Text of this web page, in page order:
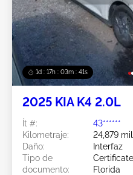
1d : 17h : 03m : 38s
2025 KIA K4 2.0L
Ít #:
43******
Kilometraje:
24,879
Daño:
Interfaz
Tipo de
documento:
Florida